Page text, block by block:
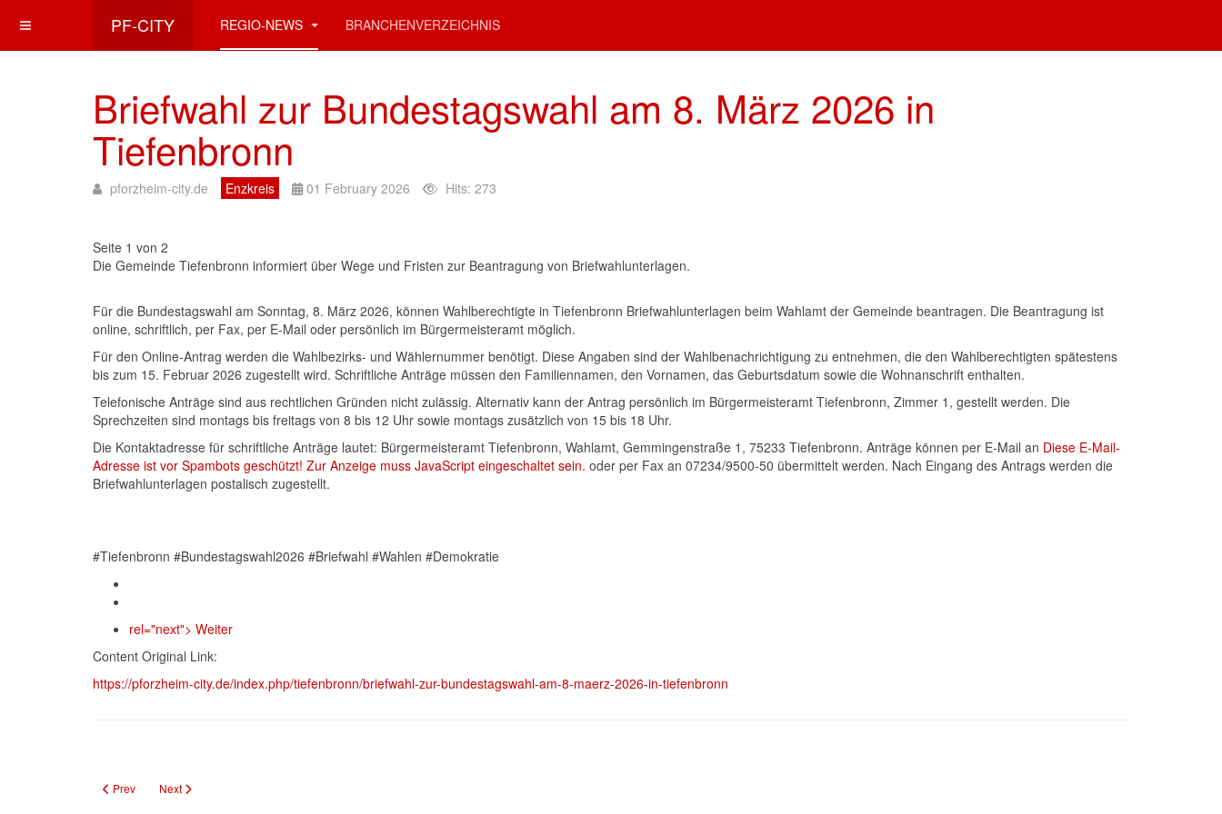
PF-CITY REGIO-NEWS BRANCHENVERZEICHNIS
Briefwahl zur Bundestagswahl am 8. März 2026 in
Tiefenbronn
pforzheim-city.de Enzkreis 01 February 2026 Hits: 273
Seite 1 von 2
Die Gemeinde Tiefenbronn informiert über Wege und Fristen zur Beantragung von Briefwahlunterlagen.
Für die Bundestagswahl am Sonntag, 8. März 2026, können Wahlberechtigte in Tiefenbronn Briefwahlunterlagen beim Wahlamt der Gemeinde beantragen. Die Beantragung ist
online, schriftlich, per Fax, per E-Mail oder persönlich im Bürgermeisteramt möglich.
Für den Online-Antrag werden die Wahlbezirks- und Wählernummer benötigt. Diese Angaben sind der Wahlbenachrichtigung zu entnehmen, die den Wahlberechtigten spätestens
bis zum 15. Februar 2026 zugestellt wird. Schriftliche Anträge müssen den Familiennamen, den Vornamen, das Geburtsdatum sowie die Wohnanschrift enthalten.
Telefonische Anträge sind aus rechtlichen Gründen nicht zulässig. Alternativ kann der Antrag persönlich im Bürgermeisteramt Tiefenbronn, Zimmer 1, gestellt werden. Die
Sprechzeiten sind montags bis freitags von 8 bis 12 Uhr sowie montags zusätzlich von 15 bis 18 Uhr.
Die Kontaktadresse für schriftliche Anträge lautet: Bürgermeisteramt Tiefenbronn, Wahlamt, Gemmingenstraße 1, 75233 Tiefenbronn. Anträge können per E-Mail an Diese E-Mail-
Adresse ist vor Spambots geschützt! Zur Anzeige muss JavaScript eingeschaltet sein. oder per Fax an 07234/9500-50 übermittelt werden. Nach Eingang des Antrags werden die
Briefwahlunterlagen postalisch zugestellt.
#Tiefenbronn #Bundestagswahl2026 #Briefwahl #Wahlen #Demokratie
rel="next"> Weiter
Content Original Link:
https://pforzheim-city.de/index.php/tiefenbronn/briefwahl-zur-bundestagswahl-am-8-maerz-2026-in-tiefenbronn
Previous article: Stadt- und Markungsputzete Mühlacker am 13. und 14. März 2026
Prev Next article: Fahrradversammlung am 31. Januar sorgt für Verkehrsbehinderungen
Next